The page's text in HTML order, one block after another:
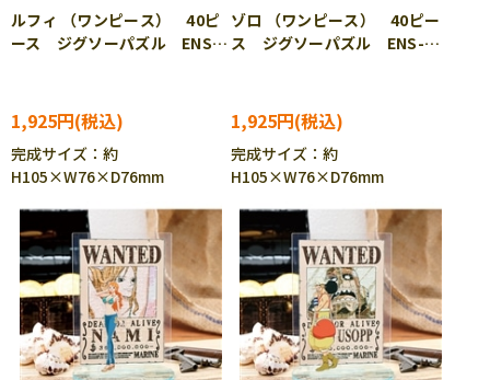
ルフィ （ワンピース） 40ピ
ース ジグソーパズル ENS-
1,925円
完成サイズ：約
H105×W76×D76mm
ゾロ （ワンピース） 40ピー
ス ジグソーパズル ENS-
1,925円
完成サイズ：約
H105×W76×D76mm